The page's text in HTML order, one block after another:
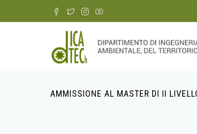
AMMISSIONE AL MASTER DI II
Breadcrumb